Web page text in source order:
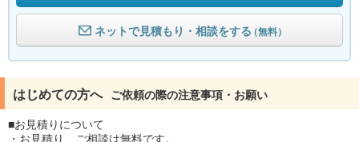
ネットで見積もり・相談をする（無料）
はじめての方へ ご依頼の際の注意事項・お願い
■お見積りについて
・お見積り、ご相談は無料です。